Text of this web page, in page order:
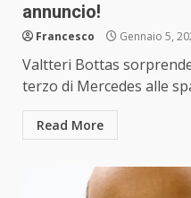
annuncio!
Francesco Gennaio 5,
Valtteri Bottas
terzo di Mercedes alle
Read More